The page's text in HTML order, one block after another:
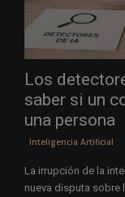
Los
saber si un
una persona
Inteligencia Artificial
La irrupción de la
nueva disputa sobre